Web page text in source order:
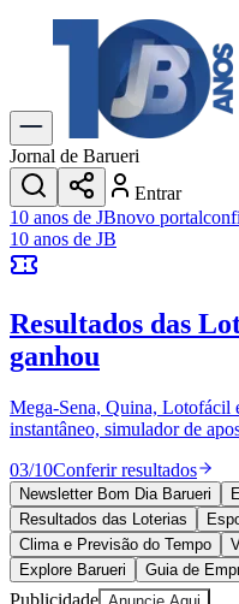
Explore Tudo
Últimas Notícias
Previsão do Tempo
Trânsito e Rotas
Dia a Dia & Lazer
Transportes
Gastronomia
Cinema & Shows
JogosNovo
Anuncie no Portal
Cadastrar Empresa
Divulgar Vagas
Política
Esportes
Saúde
Segurança
Cultura
Meio Ambiente
Obras
Jornal de Barueri
Entrar
10 anos de JBnovo portal
10 anos de JB
Resultados das
ganhou
Mega-Sena, Quina, Lotofácil
instantâneo, simulador de
03/10Conferir resultados
Newsletter Bom Dia Barueri
Resultados das Loterias
Clima e Previsão do Tempo
Explore Barueri
Guia de
Publicidade